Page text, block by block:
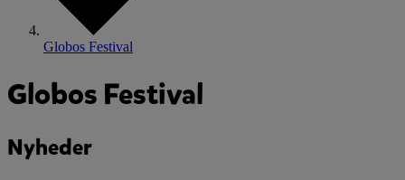
Globos Festival
Globos Festival
Nyheder